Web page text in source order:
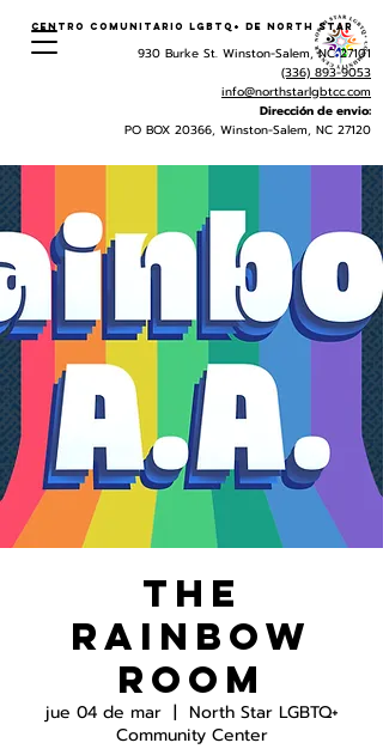
Centro Comunitario LGBTQ+ de North Star
930 Burke St. Winston-Salem, NC 27101
(336) 893-9053
info@northstarlgbtcc.com
Dirección de envio:
PO BOX 20366, Winston-Salem, NC 27120
The
Rainbow
Room
jue 04 de mar
  |
North Star LGBTQ+
Community Center